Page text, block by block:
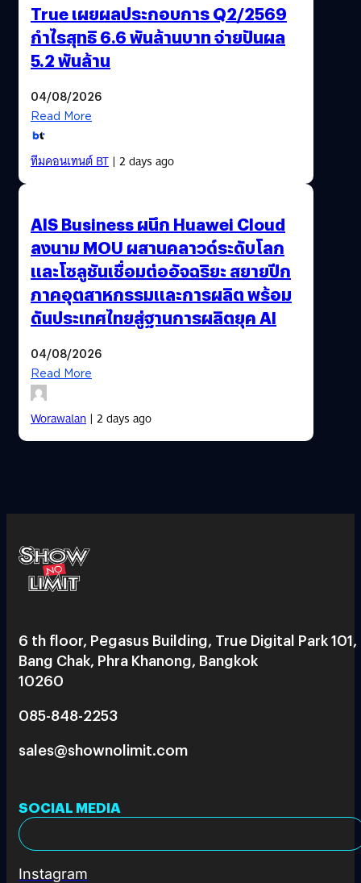
True เผยผลประกอบการ Q2/2569
กำไรสุทธิ 6.6 พันล้านบาท จ่ายปันผล
5.2 พันล้าน
04/08/2026
Read More
ทีมคอนเทนต์ BT| 2 days ago
AIS Business ผนึก Huawei Cloud
ลงนาม MOU ผสานคลาวด์ระดับโลก
และโซลูชันเชื่อมต่ออัจฉริยะ สยายปีก
ภาคอุตสาหกรรมและการผลิต พร้อม
ดันประเทศไทยสู่ฐานการผลิตยุค AI
04/08/2026
Read More
Worawalan| 2 days ago
6 th floor, Pegasus Building, True Digital Park 101,
Bang Chak, Phra Khanong, Bangkok
10260
085-848-2253
sales@shownolimit.com
SOCIAL MEDIA
Instagram